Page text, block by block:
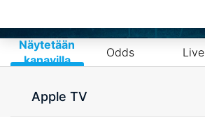
Näytetään
kanavilla
Odds Live
Apple TV